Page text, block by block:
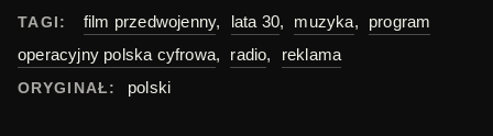
TAGI: film przedwojenny, lata 30, muzyka,
program
operacyjny polska cyfrowa, radio, reklama
ORYGINAŁ: polski